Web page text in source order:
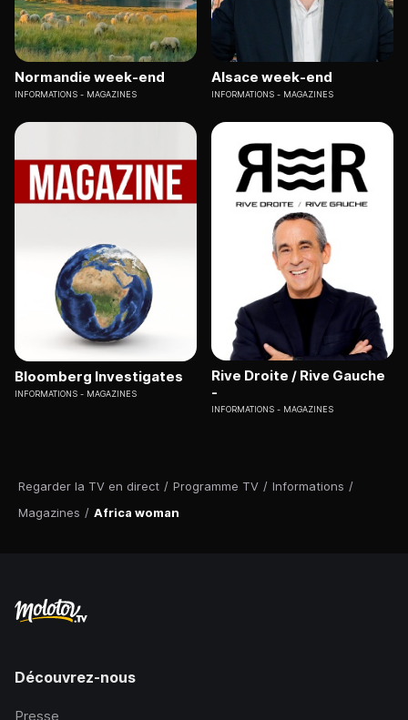
Regarder la TV en direct / Programme TV / Informations /
Magazines / Africa woman
Normandie week-end
INFORMATIONS MAGAZINES
Alsace week-end
INFORMATIONS MAGAZINES
Bloomberg Investigates
INFORMATIONS MAGAZINES
Rive Droite / Rive Gauche
-
INFORMATIONS MAGAZINES
Découvrez-nous
Presse